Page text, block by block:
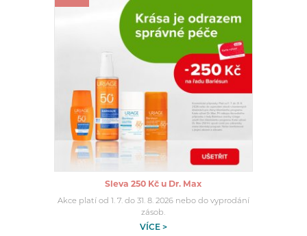
Sleva 250 Kč u Dr. Max
Akce platí od 1. 7. do 31. 8. 2026 nebo do vyprodání
zásob.
VÍCE >